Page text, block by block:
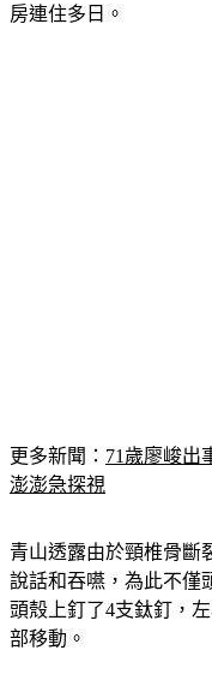
房連住多日。
更多新聞： 71歲廖峻出
澎澎急探視
青山透露由於頸椎骨斷
說話和吞嚥，為此不僅
頭殼上釘了4支鈦釘，
部移動。